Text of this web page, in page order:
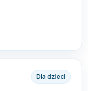
Dla dzieci